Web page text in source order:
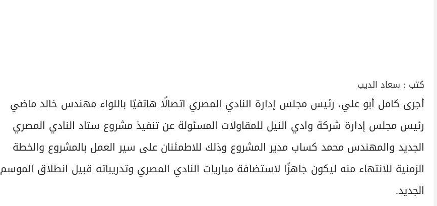
كتب : سعاد الديب
أجرى كامل أبو علي، رئيس مجلس إدارة النادي المصري اتصالًا هاتفيًا باللواء مهندس خالد ماضي
رئيس مجلس إدارة شركة وادي النيل للمقاولات المسئولة عن تنفيذ مشروع ستاد النادي المصري
الجديد والمهندس محمد كساب مدير المشروع وذلك للاطمئنان على سير العمل بالمشروع والخطة
الزمنية للانتهاء منه ليكون جاهزًا لاستضافة مباريات النادي المصري وتدريباته قبيل انطلاق الموسم
الجديد.